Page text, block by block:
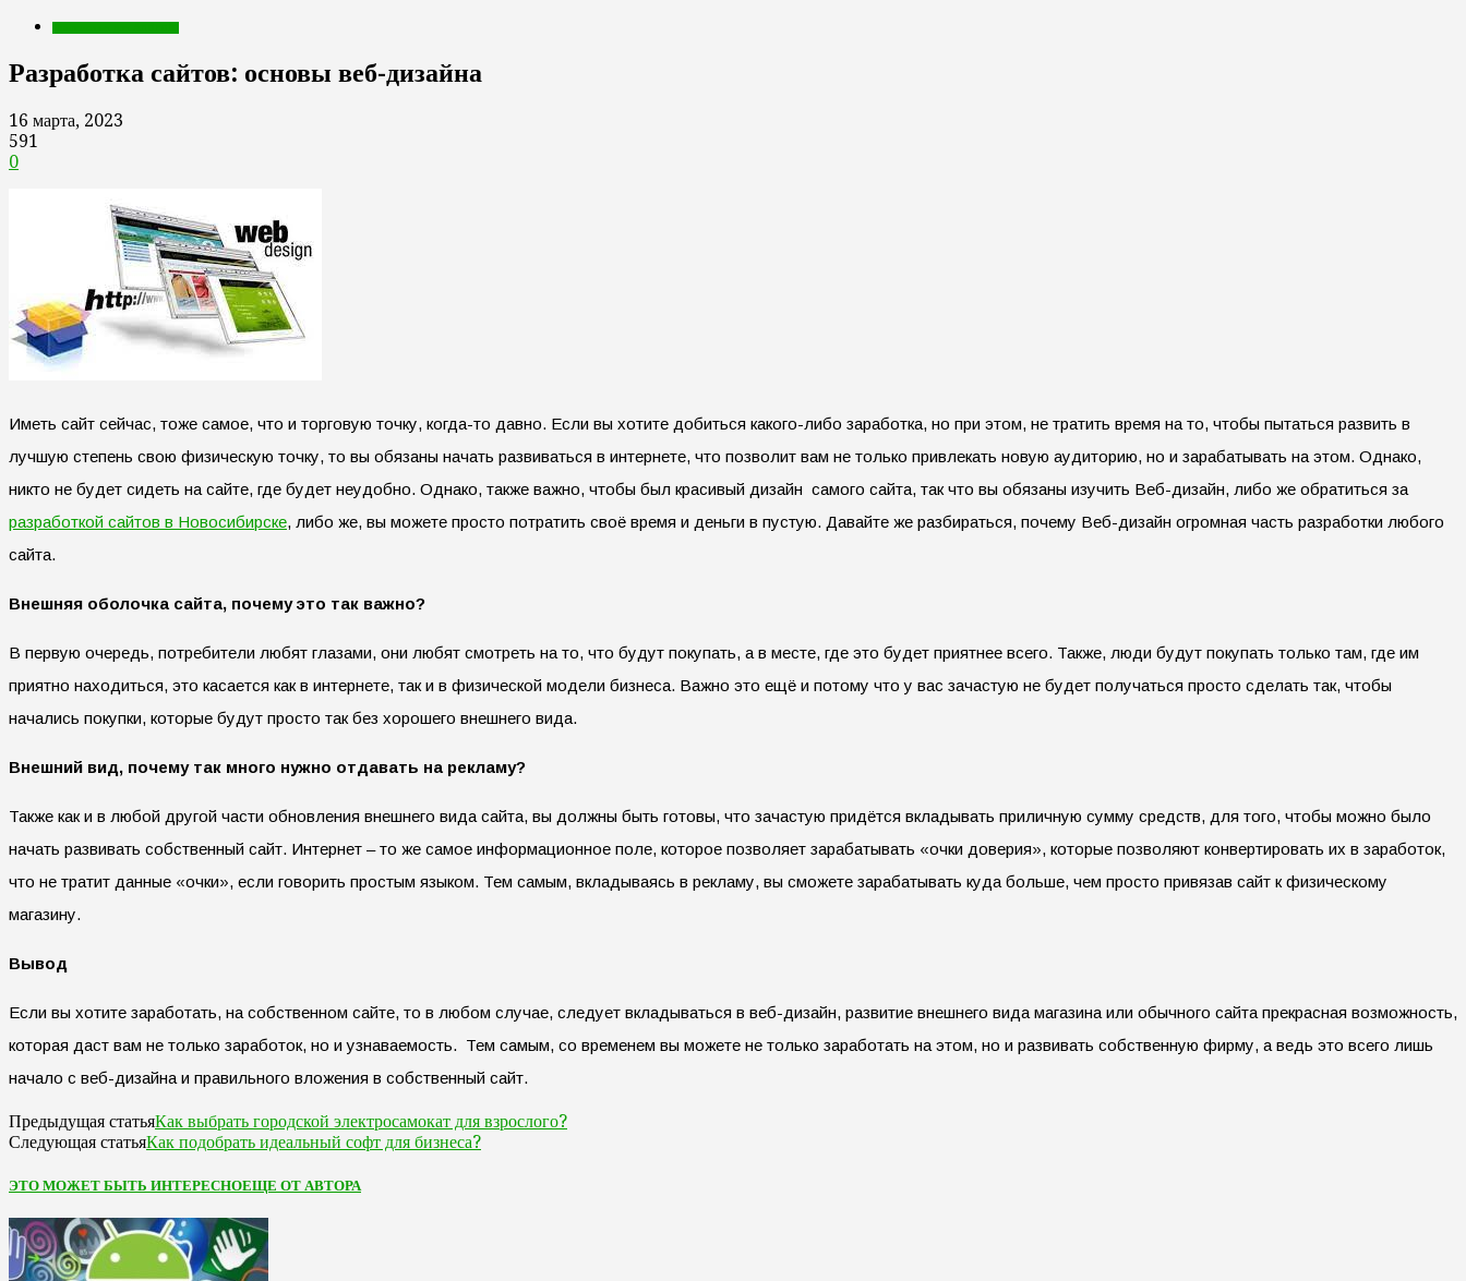
Разработка сайтов: основы веб-дизайна
16 марта, 2023
591
0
Иметь сайт сейчас, тоже самое, что и торговую точку, когда-то давно. Если вы хотите добиться какого-либо заработка, но при этом, не тратить время на то, чтобы пытаться развить в
лучшую степень свою физическую точку, то вы обязаны начать развиваться в интернете, что позволит вам не только привлекать новую аудиторию, но и зарабатывать на этом. Однако,
никто не будет сидеть на сайте, где будет неудобно. Однако, также важно, чтобы был красивый дизайн самого сайта, так что вы обязаны изучить Веб-дизайн, либо же обратиться за
разработкой сайтов в Новосибирске, либо же, вы можете просто потратить своё время и деньги в пустую. Давайте же разбираться, почему Веб-дизайн огромная часть разработки любого
сайта.
Внешняя оболочка сайта, почему это так важно?
В первую очередь, потребители любят глазами, они любят смотреть на то, что будут покупать, а в месте, где это будет приятнее всего. Также, люди будут покупать только там, где им
приятно находиться, это касается как в интернете, так и в физической модели бизнеса. Важно это ещё и потому что у вас зачастую не будет получаться просто сделать так, чтобы
начались покупки, которые будут просто так без хорошего внешнего вида.
Внешний вид, почему так много нужно отдавать на рекламу?
Также как и в любой другой части обновления внешнего вида сайта, вы должны быть готовы, что зачастую придётся вкладывать приличную сумму средств, для того, чтобы можно было
начать развивать собственный сайт. Интернет – то же самое информационное поле, которое позволяет зарабатывать «очки доверия», которые позволяют конвертировать их в заработок,
что не тратит данные «очки», если говорить простым языком. Тем самым, вкладываясь в рекламу, вы сможете зарабатывать куда больше, чем просто привязав сайт к физическому
магазину.
Вывод
Если вы хотите заработать, на собственном сайте, то в любом случае, следует вкладываться в веб-дизайн, развитие внешнего вида магазина или обычного сайта прекрасная возможность,
которая даст вам не только заработок, но и узнаваемость. Тем самым, со временем вы можете не только заработать на этом, но и развивать собственную фирму, а ведь это всего лишь
начало с веб-дизайна и правильного вложения в собственный сайт.
Предыдущая статьяКак выбрать городской электросамокат для взрослого?
Следующая статьяКак подобрать идеальный софт для бизнеса?
ЭТО МОЖЕТ БЫТЬ ИНТЕРЕСНОЕЩЕ ОТ АВТОРА